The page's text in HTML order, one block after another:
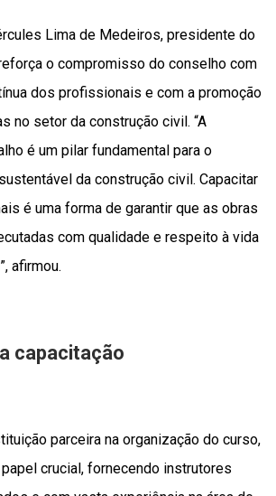
Lima de Medeiros, presidente do
o compromisso do conselho com
dos profissionais e com a promoção
no setor da construção civil. “A
é um pilar fundamental para o
da construção civil. Capacitar
é uma forma de garantir que as obras
com qualidade e respeito à vida
afirmou.
capacitação
parceira na organização do curso,
crucial, fornecendo instrutores